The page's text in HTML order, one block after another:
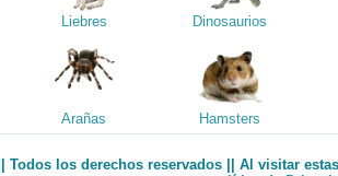
Liebres Dinosaurios
Arañas Hamsters
|| Todos los derechos reservados || Al visitar